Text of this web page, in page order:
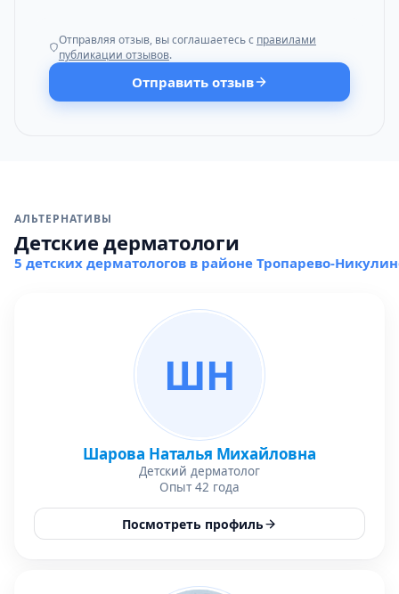
Отправляя отзыв, вы соглашаетесь с правилами
публикации отзывов.
Отправить отзыв
АЛЬТЕРНАТИВЫ
Детские дерматологи
5 детских дерматологов в районе Тропарево-
ШН
Шарова Наталья Михайловна
Детский дерматолог
Опыт 42 года
Посмотреть профиль